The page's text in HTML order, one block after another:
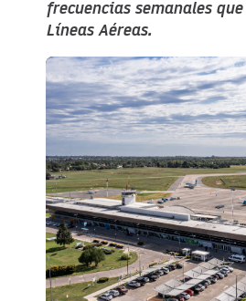
frecuencias semanales
Líneas Aéreas.